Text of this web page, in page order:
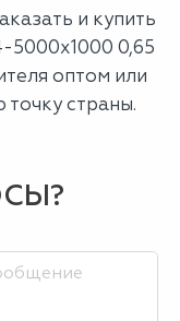
и купить
5000х1000 0,65
оптом или
страны.